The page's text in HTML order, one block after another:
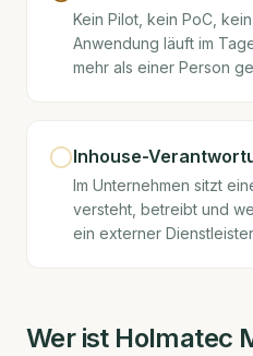
Kein Pilot, kein PoC,
Anwendung läuft im
mehr als einer Person
Inhouse-
Im Unternehmen sitzt
versteht, betreibt und
ein externer
Wer ist Holmatec